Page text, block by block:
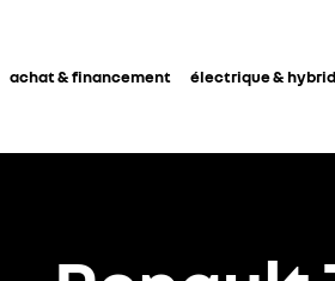
achat & financement électrique &